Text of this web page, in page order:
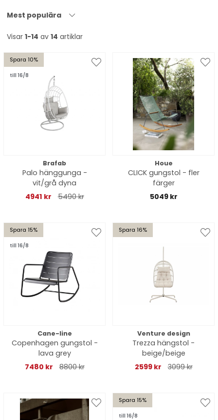
Mest populära
Visar 1-14 av 14 artiklar
Spara 10%
till 16/8
Brafab
Palo hänggunga -
vit/grå dyna
4941 kr
5490 kr
Houe
CLICK gungstol - fler
färger
5049 kr
Spara 15%
till 16/8
Cane-line
Copenhagen gungstol -
lava grey
7480 kr
8800 kr
Spara 16%
Venture design
Trezza hängstol -
beige/beige
2599 kr
3099 kr
Spara 15%
till 16/8